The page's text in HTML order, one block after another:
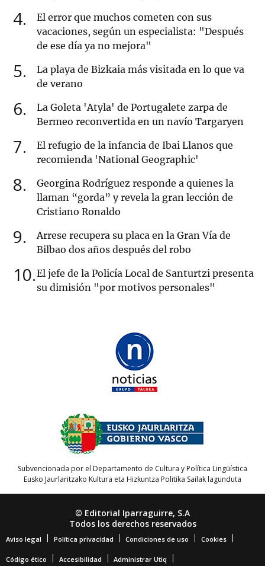
4
El error que muchos cometen con sus
vacaciones, según un especialista: "Después
de ese día ya no mejora"
5
La playa de Bizkaia más visitada en lo que va
de verano
6
La Goleta 'Atyla' de Portugalete zarpa de
Bermeo reconvertida en un navío Targaryen
7
El refugio de la infancia de Ibai Llanos que
recomienda 'National Geographic'
8
Georgina Rodríguez responde a quienes la
llaman “gorda” y revela la gran lección de
Cristiano Ronaldo
9
Arrese recupera su placa en la Gran Vía de
Bilbao dos años después del robo
10 El jefe de la Policía Local de Santurtzi presenta
su dimisión "por motivos personales"
Subvencionada por el Departamento de Cultura y Política Lingüística
Eusko Jaurlaritzako Kultura eta Hizkuntza Politika Sailak lagunduta
© Editorial Iparraguirre, S.A
Todos los derechos reservados
Aviso legal Política privacidad Condiciones de uso Cookies
Código ético Accesibilidad Administrar Utiq